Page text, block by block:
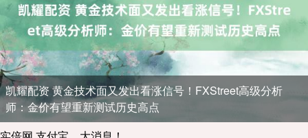
凯耀配资 黄金技术面又发出看涨信号！FXStreet高级分析
师：金价有望重新测试历史高点